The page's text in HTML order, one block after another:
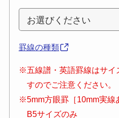
罫線の種類
※五線譜・英語罫線はサイ
すのでご注意ください。
※5mm方眼罫［10mm実線
B5サイズのみ